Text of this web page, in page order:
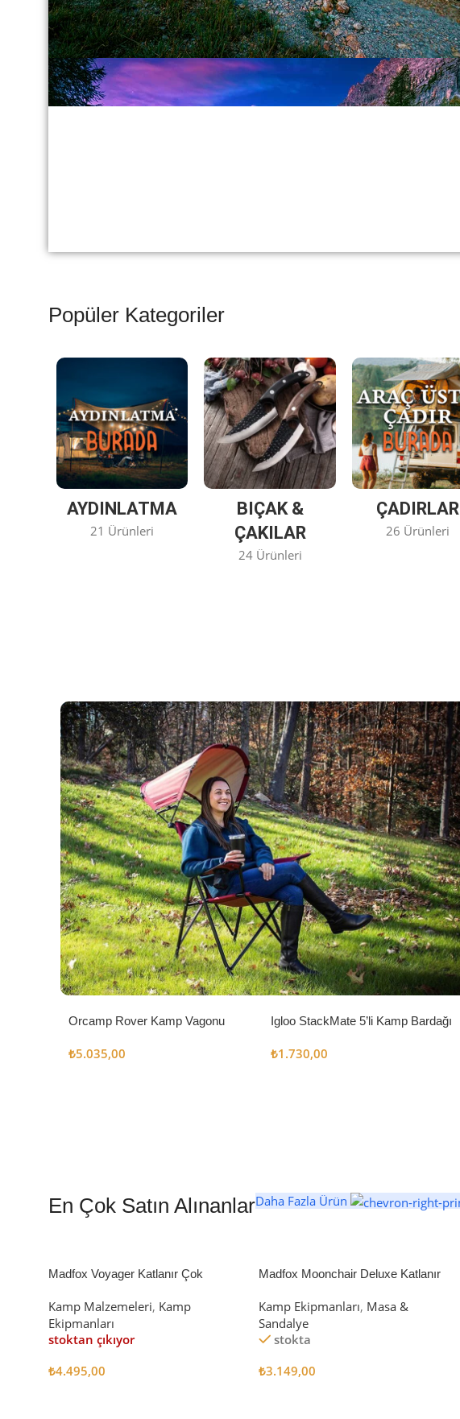
Popüler Kategoriler
AYDINLATMA
21 Ürünleri
BIÇAK &
ÇAKILAR
24 Ürünleri
ÇADIRLAR
26 Ürünleri
Orcamp Rover Kamp Vagonu
₺5.035,00
Igloo StackMate 5’li Kamp Bardağı
₺1.730,00
En Çok Satın AlınanlarDaha Fazla Ürün
Madfox Voyager Katlanır Çok
BLACK
Kamp Malzemeleri, Kamp
Ekipmanları
stoktan çıkıyor
₺4.495,00
Madfox Moonchair Deluxe Katlanır
Kamp Ekipmanları, Masa &
Sandalye
stokta
₺3.149,00